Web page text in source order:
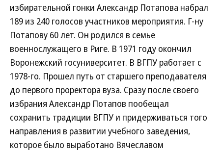
избирательной гонки Александр Потапова набрал
189 из 240 голосов участников мероприятия. Г-ну
Потапову 60 лет. Он родился в семье
военнослужащего в Риге. В 1971 году окончил
Воронежский госуниверситет. В ВГПУ работает с
1978-го. Прошел путь от старшего преподавателя
до первого проректора вуза. Сразу после своего
избрания Александр Потапов пообещал
сохранить традиции ВГПУ и придерживаться того
направления в развитии учебного заведения,
которое было выработано Вячеславом